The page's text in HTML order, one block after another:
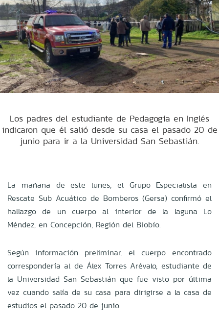
Los padres del estudiante de Pedagogía en Inglés
indicaron que él salió desde su casa el pasado 20 de
junio para ir a la Universidad San Sebastián.
La mañana de este lunes, el Grupo Especialista en
Rescate Sub Acuático de Bomberos (Gersa) confirmó el
hallazgo de un cuerpo al interior de la laguna Lo
Méndez, en Concepción, Región del Biobío.
Según información preliminar, el cuerpo encontrado
correspondería al de Álex Torres Arévalo, estudiante de
la Universidad San Sebastián que fue visto por última
vez cuando salía de su casa para dirigirse a la casa de
estudios el pasado 20 de junio.